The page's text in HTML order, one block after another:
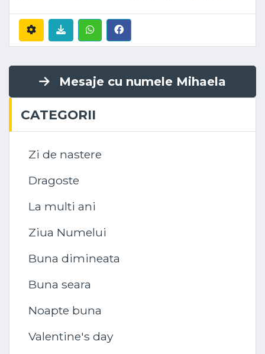
Mesaje cu numele Mihaela
CATEGORII
Zi de nastere
Dragoste
La multi ani
Ziua Numelui
Buna dimineata
Buna seara
Noapte buna
Valentine's day